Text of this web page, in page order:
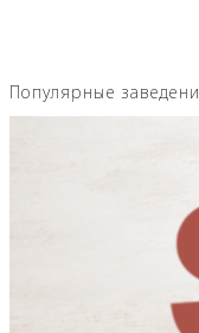
Популярные